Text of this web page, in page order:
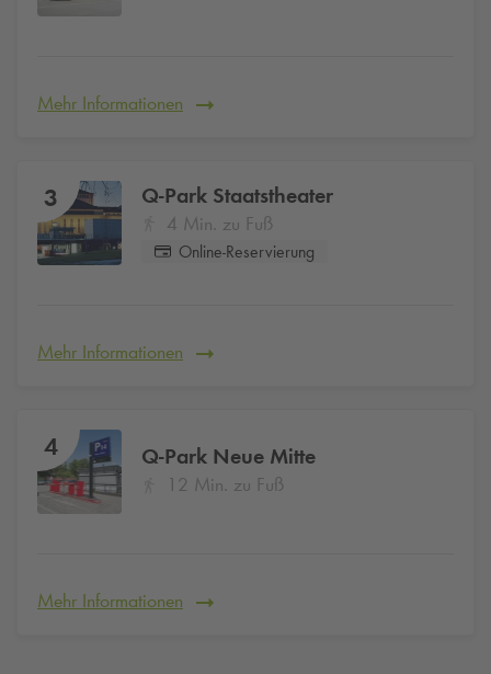
Mehr Informationen
3 Q-Park Staatstheater
4 Min. zu Fuß
Online-Reservierung
Mehr Informationen
4 Q-Park Neue Mitte
12 Min. zu Fuß
Mehr Informationen